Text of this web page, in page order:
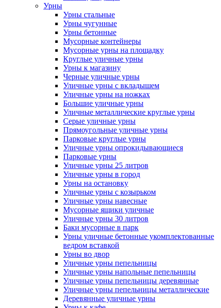
Урны
Урны стальные
Урны чугунные
Урны бетонные
Мусорные контейнеры
Мусорные урны на площадку
Круглые уличные урны
Урны к магазину
Черные уличные урны
Уличные урны с вкладышем
Уличные урны на ножках
Большие уличные урны
Уличные металлические круглые урны
Серые уличные урны
Прямоугольные уличные урны
Парковые круглые урны
Уличные урны опрокидывающиеся
Парковые урны
Уличные урны 25 литров
Уличные урны в город
Урны на остановку
Уличные урны с козырьком
Уличные урны навесные
Мусорные ящики уличные
Уличные урны 30 литров
Баки мусорные в парк
Урны уличные бетонные укомплектованные
ведром вставкой
Урны во двор
Уличные урны пепельницы
Уличные урны напольные пепельницы
Уличные урны пепельницы деревянные
Уличные урны пепельницы металлические
Деревянные уличные урны